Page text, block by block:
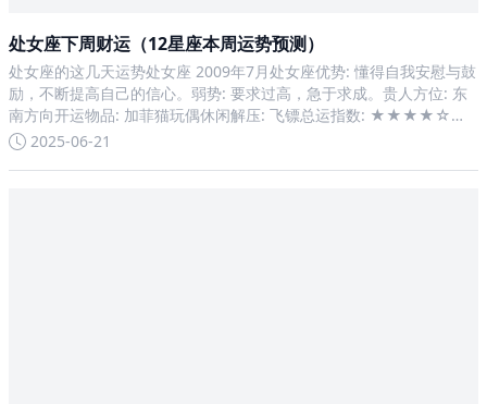
处女座下周财运（12星座本周运势预测）
处女座的这几天运势处女座 2009年7月处女座优势: 懂得自我安慰与鼓
励，不断提高自己的信心。弱势: 要求过高，急于求成。贵人方位: 东
南方向开运物品: 加菲猫玩偶休闲解压: 飞镖总运指数: ★★★★☆本
月运势要想有所突破，还需尽力发挥你的优势。爱情运势较好，会受
2025-06-21